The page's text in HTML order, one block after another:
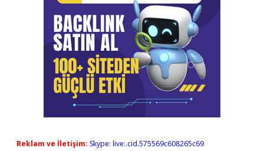
Reklam ve İletişim: Skype: live:.cid.575569c608265c69